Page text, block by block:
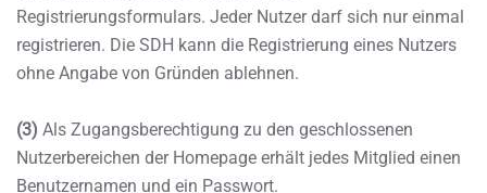
Registrierungsformulars. Jeder Nutzer darf sich nur einmal
registrieren. Die SDH kann die Registrierung eines Nutzers
ohne Angabe von Gründen ablehnen.
(3) Als Zugangsberechtigung zu den geschlossenen
Nutzerbereichen der Homepage erhält jedes Mitglied einen
Benutzernamen und ein Passwort.